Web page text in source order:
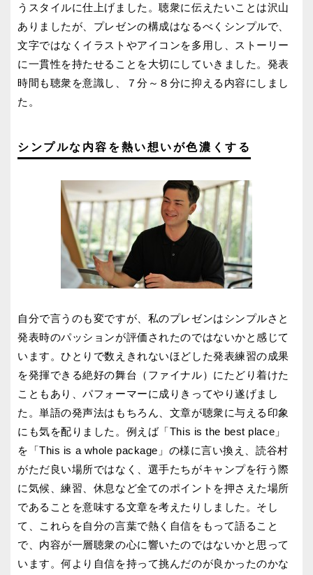
うスタイルに仕上げました。聴衆に伝えたいことは沢山
ありましたが、プレゼンの構成はなるべくシンプルで、
文字ではなくイラストやアイコンを多用し、ストーリー
に一貫性を持たせることを大切にしていきました。発表
時間も聴衆を意識し、７分～８分に抑える内容にしまし
た。
シンプルな内容を熱い想いが色濃くする
自分で言うのも変ですが、私のプレゼンはシンプルさと
発表時のパッションが評価されたのではないかと感じて
います。ひとりで数えきれないほどした発表練習の成果
を発揮できる絶好の舞台（ファイナル）にたどり着けた
こともあり、パフォーマーに成りきってやり遂げまし
た。単語の発声法はもちろん、文章が聴衆に与える印象
にも気を配りました。例えば「This is the best place」
を「This is a whole package」の様に言い換え、読谷村
がただ良い場所ではなく、選手たちがキャンプを行う際
に気候、練習、休息など全てのポイントを押さえた場所
であることを意味する文章を考えたりしました。そし
て、これらを自分の言葉で熱く自信をもって語ること
で、内容が一層聴衆の心に響いたのではないかと思って
います。何より自信を持って挑んだのが良かったのかな